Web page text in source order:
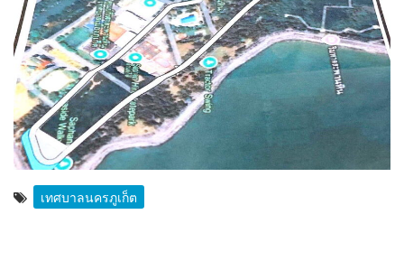
เทศบาลนครภูเก็ต